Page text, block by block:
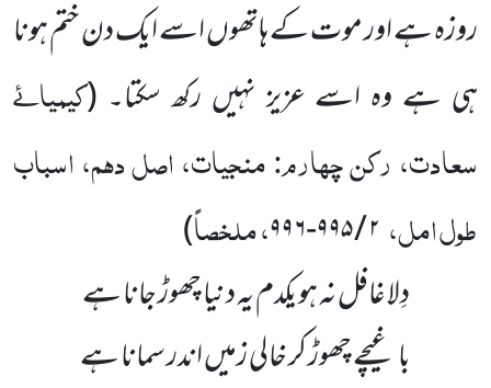
روزہ ہے اور موت کے ہاتھوں اسے ایک دن ختم ہونا
ہی ہے وہ اسے عزیز نہیں رکھ سکتا۔ (کیمیائے
سعادت، رکن چہارم: منجیات، اصل دہم، اسباب
طول امل، ۲ / ۹۹۵-۹۹۶ ، ملخصاً)
دِلا غافل نہ ہو یکدم یہ دنیا چھوڑ جانا ہے
باغیچے چھوڑ کر خالی زمیں اندر سمانا ہے